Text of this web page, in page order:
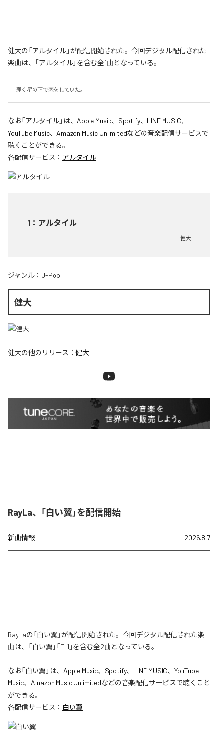
健大の「アルタイル」が配信開始された。今回デジタル配信された
楽曲は、「アルタイル」を含む全1曲となっている。
輝く星の下で恋をしていた。
なお「アルタイル」は、 Apple Music、 Spotify、 LINE MUSIC、
YouTube Music、 Amazon Music Unlimitedなどの音楽配信サービスで
聴くことができる。
各配信サービス： アルタイル
1 ： アルタイル
健大
ジャンル： J-Pop
健大
健大の他のリリース： 健大
RayLa、「白い翼」を配信開始
新曲情報 2026.8.7
RayLaの「白い翼」が配信開始された。今回デジタル配信された楽
曲は、「白い翼」「F-1」を含む全2曲となっている。
なお「白い翼 」は、 Apple Music、 Spotify、 LINE MUSIC、 YouTube
Music、 Amazon Music Unlimitedなどの音楽配信サービスで聴くこと
ができる。
各配信サービス： 白い翼